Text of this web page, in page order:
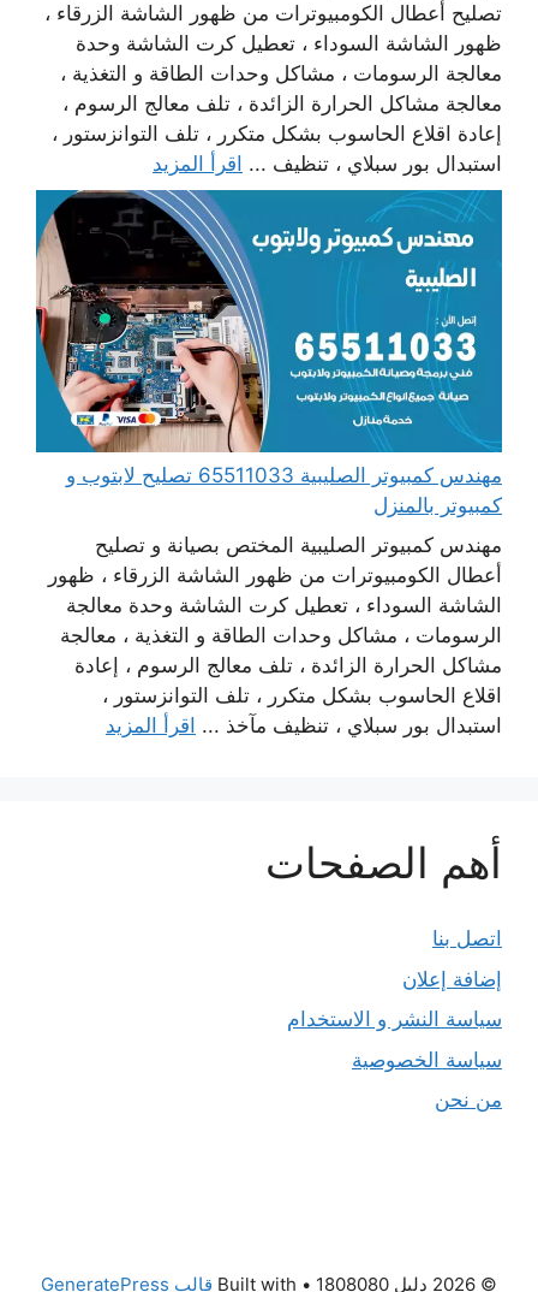
تصليح أعطال الكومبيوترات من ظهور الشاشة الزرقاء ،
ظهور الشاشة السوداء ، تعطيل كرت الشاشة وحدة
معالجة الرسومات ، مشاكل وحدات الطاقة و التغذية ،
معالجة مشاكل الحرارة الزائدة ، تلف معالج الرسوم ،
إعادة اقلاع الحاسوب بشكل متكرر ، تلف التوانزستور ،
استبدال بور سبلاي ، تنظيف ... اقرأ المزيد
مهندس كمبيوتر الصليبية 65511033 تصليح لابتوب و
كمبيوتر بالمنزل
مهندس كمبيوتر الصليبية المختص بصيانة و تصليح
أعطال الكومبيوترات من ظهور الشاشة الزرقاء ، ظهور
الشاشة السوداء ، تعطيل كرت الشاشة وحدة معالجة
الرسومات ، مشاكل وحدات الطاقة و التغذية ، معالجة
مشاكل الحرارة الزائدة ، تلف معالج الرسوم ، إعادة
اقلاع الحاسوب بشكل متكرر ، تلف التوانزستور ،
استبدال بور سبلاي ، تنظيف مآخذ ... اقرأ المزيد
أهم الصفحات
اتصل بنا
إضافة إعلان
سياسة النشر و الاستخدام
سياسة الخصوصية
من نحن
© 2026 دليل 1808080 • Built with قالب GeneratePress